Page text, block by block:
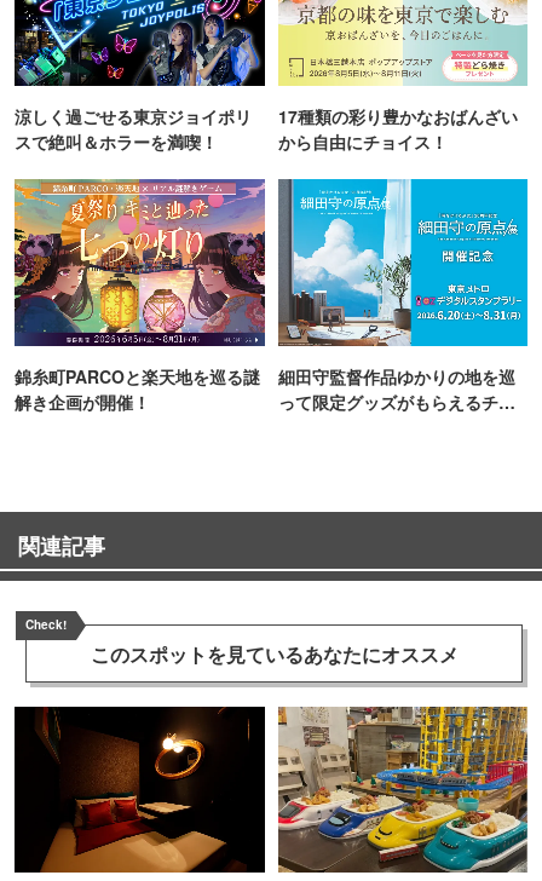
涼しく過ごせる東京ジョイポリ
スで絶叫＆ホラーを満喫！
17種類の彩り豊かなおばんざい
から自由にチョイス！
錦糸町PARCOと楽天地を巡る謎
解き企画が開催！
細田守監督作品ゆかりの地を巡
って限定グッズがもらえるチャ
関連記事
Check!
このスポットを見ているあなたにオススメ